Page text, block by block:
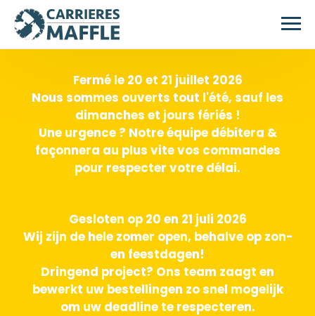
Skip to main content
Fermé le 20 et 21 juillet 2026
Nous sommes ouverts tout l'été, sauf les
dimanches et jours fériés !
Une urgence ? Notre équipe débitera &
façonnera au plus vite vos commandes
pour respecter votre délai.
Gesloten op 20 en 21 juli 2026
Wij zijn de hele zomer open, behalve op zon-
en feestdagen!
Dringend project? Ons team zaagt en
bewerkt uw bestellingen zo snel mogelijk
om uw deadline te respecteren.